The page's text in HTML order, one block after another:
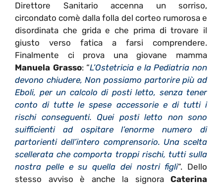
Direttore Sanitario accenna un sorriso,
circondato comè dalla folla del corteo rumorosa e
disordinata che grida e che prima di trovare il
giusto verso fatica a farsi comprendere.
Finalmente ci prova una giovane mamma
Manuela Grasso: “L’Ostetricia e la Pediatria non
devono chiudere, Non possiamo partorire più ad
Eboli, per un calcolo di posti letto, senza tener
conto di tutte le spese accessorie e di tutti i
rischi conseguenti. Quei posti letto non sono
suifficienti ad ospitare l’enorme numero di
partorienti dell’intero comprensorio. Una scelta
scellerata che comporta troppi rischi, tutti sulla
nostra pelle e su quella dei nostri figli“. Dello
stesso avviso è anche la signora Caterina